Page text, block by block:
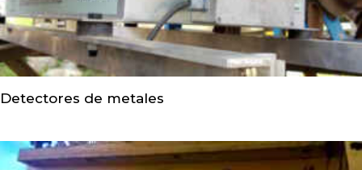
Detectores de metales